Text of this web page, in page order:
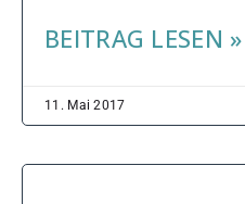
BEITRAG LESEN »
11. Mai 2017